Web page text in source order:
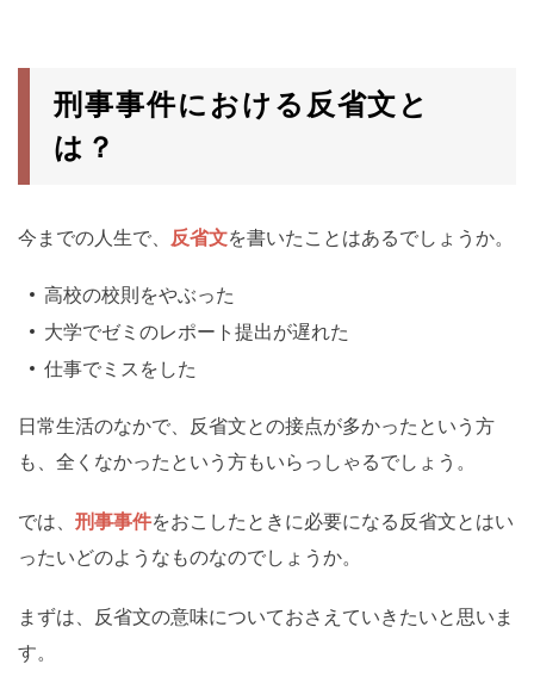
刑事事件における反省文と
は？
今までの人生で、 反省文を書いたことはあるでしょうか。
高校の校則をやぶった
大学でゼミのレポート提出が遅れた
仕事でミスをした
日常生活のなかで、反省文との接点が多かったという方
も、全くなかったという方もいらっしゃるでしょう。
では、 刑事事件をおこしたときに必要になる反省文とはい
ったいどのようなものなのでしょうか。
まずは、反省文の意味についておさえていきたいと思いま
す。